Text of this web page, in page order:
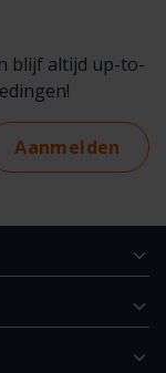
blijf altijd up-to-
Aanmelden